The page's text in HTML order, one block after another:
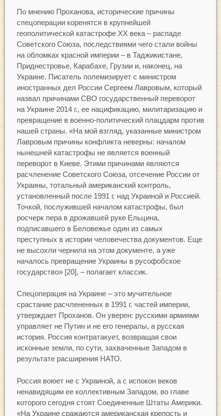
По мнению Проханова, исторические причины
спецоперации коренятся в крупнейшей
геополитической катастрофе ХХ века – распаде
Советского Союза, последствиями чего стали войны
на обломках красной империи – в Таджикистане,
Приднестровье, Карабахе, Грузии и, наконец, на
Украине. Писатель полемизирует с министром
иностранных дел России Сергеем Лавровым, который
назвал причинами СВО государственный переворот
на Украине 2014 г., ее нацификацию, милитаризацию и
превращение в военно-политический плацдарм против
нашей страны. «На мой взгляд, указанные министром
Лавровым причины конфликта неверны: началом
нынешней катастрофы не является военный
переворот в Киеве. Этими причинами являются
расчленение Советского Союза, отсечение России от
Украины, тотальный американский контроль,
установленный после 1991 г. над Украиной и Россией.
Точкой, послужившей началом катастрофы, был
росчерк пера в дрожавшей руке Ельцина,
подписавшего в Беловежье один из самых
преступных в истории человечества документов. Еще
не высохли чернила на этом документе, а уже
началось превращение Украины в русофобское
государство» [20], – полагает классик.
Спецоперация на Украине – это мучительное
срастание расчлененных в 1991 г. частей империи,
утверждает Проханов. Он уверен: русскими армиями
управляет не Путин и не его генералы, а русская
история. Россия контратакует, возвращая свои
исконные земли, по сути, захваченные Западом в
результате расширения НАТО.
Россия воюет не с Украиной, а с испокон веков
ненавидящим ее коллективным Западом, во главе
которого сегодня стоят Соединенные Штаты Америки.
«На Украине сражаются американская крепость и